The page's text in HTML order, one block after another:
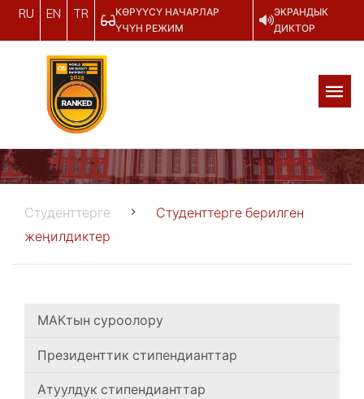
RU EN TR
КӨРҮҮСҮ НАЧАРЛАР
ҮЧҮН РЕЖИМ
ЭКРАНДЫК
ДИКТОР
Студенттерге
Студенттерге берилген
жеңилдиктер
МАКтын суроолору
Президенттик стипендианттар
Атуулдук стипендианттар